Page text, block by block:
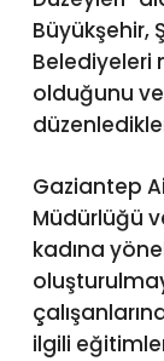
Büyükşehir,
Belediyeleri
olduğunu
Gaziantep
Müdürlüğü
kadına
ilgili